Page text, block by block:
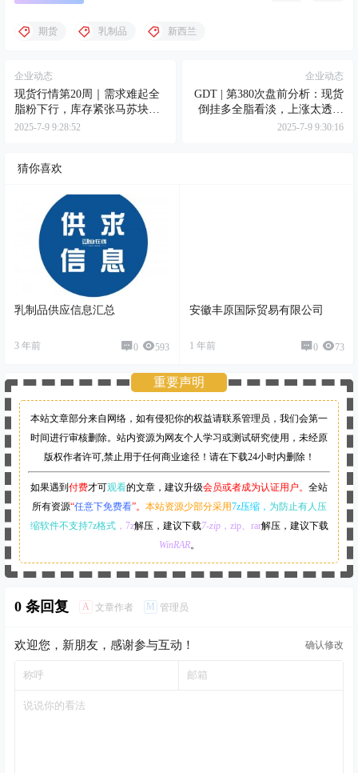
期货 乳制品 新西兰
企业动态
现货行情第20周｜需求难起全
脂粉下行，库存紧张马苏块飙
升
2025-7-9 9:28:52
企业动态
GDT | 第380次盘前分析：现货
倒挂多全脂看淡，上涨太透支
奶酪恐跌
2025-7-9 9:30:16
猜你喜欢
乳制品供应信息汇总
3 年前 0 593
安徽丰原国际贸易有限公司
1 年前 0 73
重要声明
本站文章部分来自网络，如有侵犯你的权益请联系管理员， 我们会第一
时间进行审核删除。站内资源为网友个人学习或测试研究使用，未经原
版权作者许可,禁止用于任何商业途径！请在下载24小时内删除！
如果遇到 付费才可观看的文章，建议升级会员或者成为认证用户。 全站
所有资源“任意下免费看”。 本站资源少部分采用7z压缩， 为防止有人压
缩软件不支持7z格式，7z解压，建议下载7-zip，zip、rar解压，建议下载
WinRAR。
0 条回复 A 文章作者 M 管理员
欢迎您，新朋友，感谢参与互动！ 确认修改